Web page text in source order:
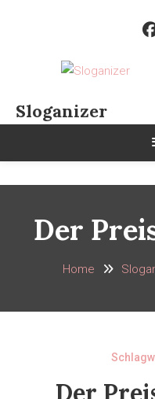
Sloganizer
Der
Home
Der